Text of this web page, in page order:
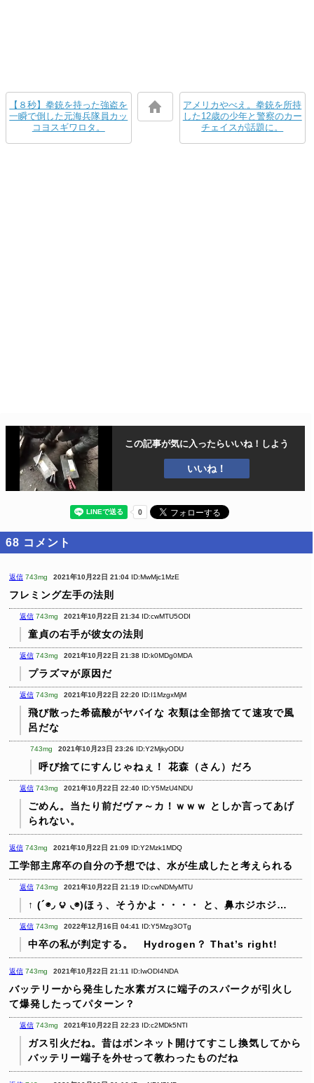
【８秒】拳銃を持った強盗を
一瞬で倒した元海兵隊員カッ
コヨスギワロタ。
アメリカやべえ。拳銃を所持
した12歳の少年と警察のカー
チェイスが話題に。
この記事が気に入ったらいいね！しよう
いいね！
68 コメント
返信 743mg 2021年10月22日 21:04 ID:MwMjc1MzE
フレミング左手の法則
返信 743mg 2021年10月22日 21:34 ID:cwMTU5ODI
童貞の右手が彼女の法則
返信 743mg 2021年10月22日 21:38 ID:k0MDg0MDA
プラズマが原因だ
返信 743mg 2021年10月22日 22:20 ID:I1MzgxMjM
飛び散った希硫酸がヤバイな 衣類は全部捨てて速攻で風
呂だな
743mg 2021年10月23日 23:26 ID:Y2MjkyODU
呼び捨てにすんじゃねぇ！ 花森（さん）だろ
返信 743mg 2021年10月22日 22:40 ID:Y5MzU4NDU
ごめん。当たり前だヴァ～カ！ｗｗｗ
としか言ってあげ
られない。
返信 743mg 2021年10月22日 21:09 ID:Y2Mzk1MDQ
工学部主席卒の自分の予想では、水が生成したと考えられる
返信 743mg 2021年10月22日 21:19 ID:cwNDMyMTU
↑ (´◉◞ ౪ ◟◉)ほぅ、そうかよ・・・・ と、鼻ホジホジ…
返信 743mg 2022年12月16日 04:41 ID:Y5Mzg3OTg
中卒の私が判定する。 Hydrogen？ That’s right!
返信 743mg 2021年10月22日 21:11 ID:IwODI4NDA
バッテリーから発生した水素ガスに端子のスパークが引火し
て爆発したってパターン？
返信 743mg 2021年10月22日 22:23 ID:c2MDk5NTI
ガス引火だね。昔はボンネット開けてすこし換気してから
バッテリー端子を外せって教わったものだね